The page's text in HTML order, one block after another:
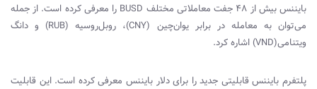
بایننس بیش از 48 جفت معاملاتی مختلف BUSD را معرفی کرده است. از جمله
می‌توان به معامله در برابر یوان‌چین (CNY)، روبل‌روسیه (RUB) و دانگ
ویتنامی‌(VND) اشاره کرد.
پلتفرم بایننس قابلیتی جدید را برای دلار بایننس معرفی کرده است. این قابلیت